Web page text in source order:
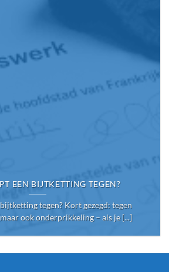
EEN BIJTKETTING TEGEN?
tegen? Kort gezegd: tegen
ook onderprikkeling – als je [...]